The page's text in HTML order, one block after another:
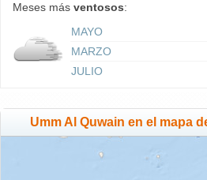
Meses más ventosos:
MAYO
MARZO
JULIO
Umm Al Quwain en el mapa